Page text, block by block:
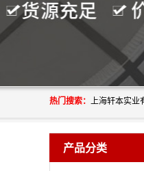
热门搜索：
产品分类